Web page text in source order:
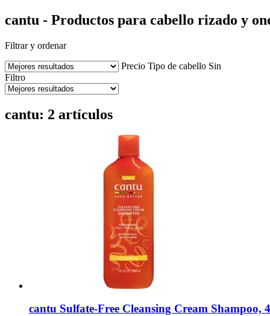
cantu - Productos para cabello rizado y
Filtrar y ordenar
Precio Tipo de cabello Sin
Filtro
cantu: 2 artículos
cantu Sulfate-​Free Cleansing Cream Shampoo,